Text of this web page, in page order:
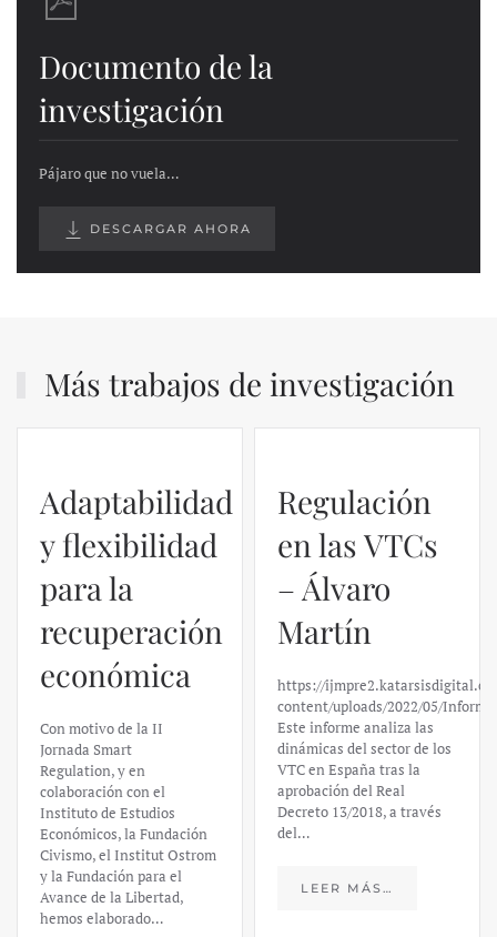
Documento de la
investigación
Pájaro que no vuela…
DESCARGAR AHORA
Más trabajos de investigación
Adaptabilidad
y flexibilidad
para la
recuperación
económica
Con motivo de la II
Jornada Smart
Regulation, y en
colaboración con el
Instituto de Estudios
Económicos, la Fundación
Civismo, el Institut Ostrom
y la Fundación para el
Avance de la Libertad,
hemos elaborado…
Regulación
en las VTCs
– Álvaro
Martín
https://
content/uploads/2022/05/
Este informe analiza las
dinámicas del sector de los
VTC en España tras la
aprobación del Real
Decreto 13/2018, a través
del…
LEER MÁS…